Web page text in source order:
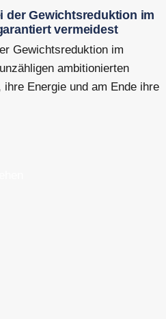
der Gewichtsreduktion im
vermeidest
Gewichtsreduktion im
ambitionierten
Energie und am Ende ihre